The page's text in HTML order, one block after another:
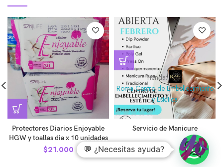
Protectores Diarios Enjoyable
HGW y toallas dia x 10 unidades
$21.000
Tienda:
Roma Centro de Embellecimiento
y Estética
Servicio de Manicure
💬 ¿Necesitas ayuda?